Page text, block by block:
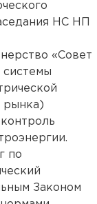
НС НП
«Совет
системы
рынка)
по
Законом